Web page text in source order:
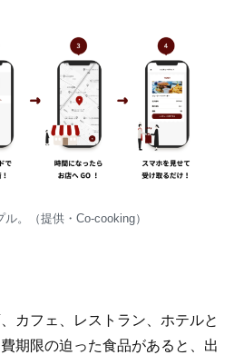
。（提供・Co-cooking）
カフェ、レストラン、ホテルと
期限の迫った食品があると、出